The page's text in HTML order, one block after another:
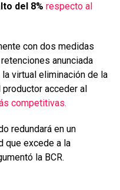
del 8% respecto al
con dos medidas
anunciada
la virtual eliminación de la
productor acceder al
competitivas.
redundará en un
que excede a la
la BCR.